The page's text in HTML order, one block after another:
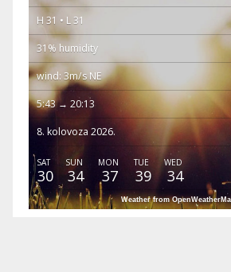
H 31 • L 31
31% humidity
wind: 3m/s NE
5:43 → 20:13
8. kolovoza 2026.
SAT
30
SUN
34
MON
37
TUE
39
WED
34
Weather from